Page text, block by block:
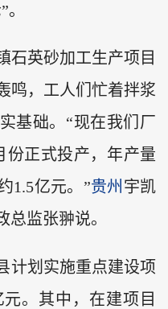
石英砂加工生产项目
鸣，工人们忙着拌浆
基础。“现在我们厂
份正式投产，年产量
1.5亿元。”贵州 宇凯
总监张翀说。
计划实施重点建设项
元。其中，在建项目